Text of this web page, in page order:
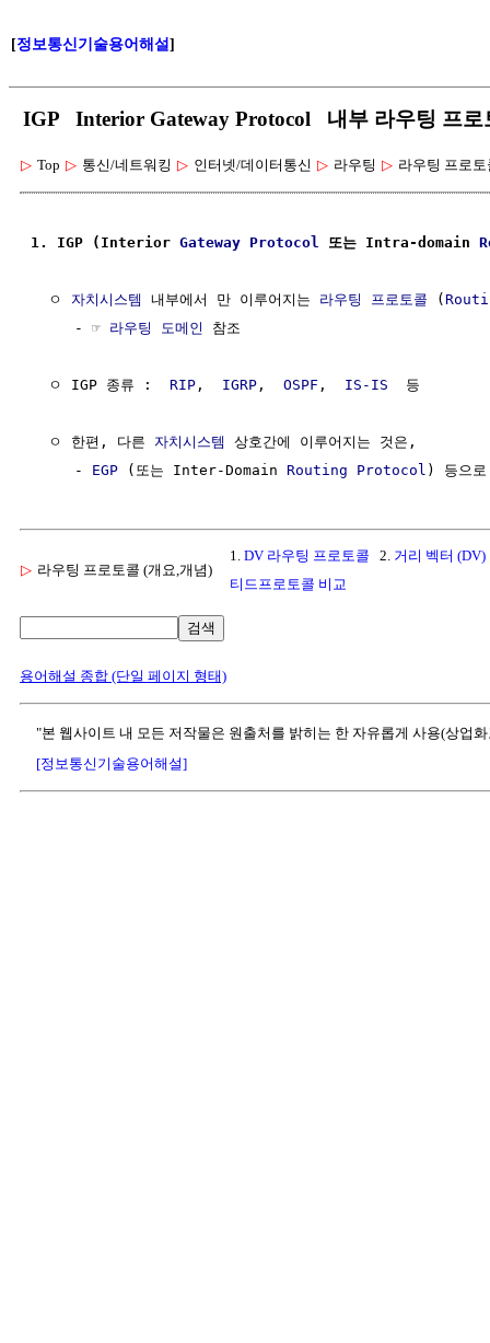
[정보통신기술용어해설]
IGP Interior Gateway Protocol 내부 라우팅 프로
▷ Top ▷ 통신/네트워킹 ▷ 인터넷/데이터통신 ▷ 라우팅 ▷ 라우팅 프로토
1. IGP (Interior Gateway Protocol 또는 Intra-domain
  ㅇ
자치시스템 내부에서 만 이루어지는 라우팅 프로토콜 (
     - ☞
라우팅 도메인 참조
  ㅇ IGP 종류 :
RIP , IGRP , OSPF , IS-IS
  등
  ㅇ 한편, 다른
자치시스템
상호간에 이루어지는 것은,
     -
EGP (또는 Inter-Domain Routing Protocol
▷ 라우팅 프로토콜 (개요,개념)
1. DV 라우팅 프로토콜 2. 거리 벡터 (DV)
티드프로토콜 비교
검색
용어해설 종합 (단일 페이지 형태)
"본 웹사이트 내 모든 저작물은 원출처를 밝히는 한 자유롭게 사용(상업
[정보통신기술용어해설]